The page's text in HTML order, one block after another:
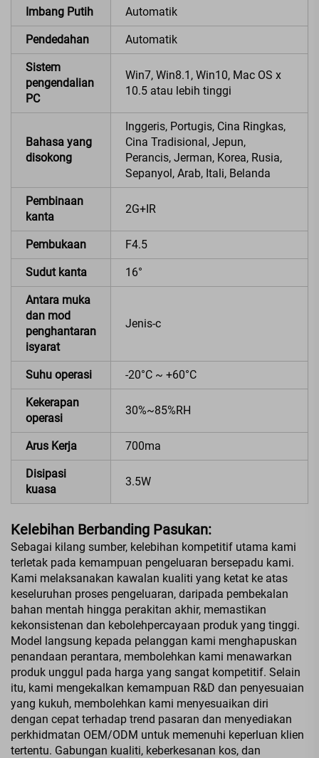
Imbang Putih Automatik
Pendedahan Automatik
Sistem
pengendalian
PC
Win7, Win8.1, Win10, Mac OS x
10.5 atau lebih tinggi
Bahasa yang
disokong
Inggeris, Portugis, Cina Ringkas,
Cina Tradisional, Jepun,
Perancis, Jerman, Korea, Rusia,
Sepanyol, Arab, Itali, Belanda
Pembinaan
kanta
2G+IR
Pembukaan F4.5
Sudut kanta 16°
Antara muka
dan mod
penghantaran
isyarat
Jenis-c
Suhu operasi -20°C ~ +60°C
Kekerapan
operasi
30%~85%RH
Arus Kerja 700ma
Disipasi
kuasa
3.5W
Kelebihan Berbanding Pasukan:
Sebagai kilang sumber, kelebihan kompetitif utama kami
terletak pada kemampuan pengeluaran bersepadu kami.
Kami melaksanakan kawalan kualiti yang ketat ke atas
keseluruhan proses pengeluaran, daripada pembekalan
bahan mentah hingga perakitan akhir, memastikan
kekonsistenan dan kebolehpercayaan produk yang tinggi.
Model langsung kepada pelanggan kami menghapuskan
penandaan perantara, membolehkan kami menawarkan
produk unggul pada harga yang sangat kompetitif. Selain
itu, kami mengekalkan kemampuan R&D dan penyesuaian
yang kukuh, membolehkan kami menyesuaikan diri
dengan cepat terhadap trend pasaran dan menyediakan
perkhidmatan OEM/ODM untuk memenuhi keperluan klien
tertentu. Gabungan kualiti, keberkesanan kos, dan